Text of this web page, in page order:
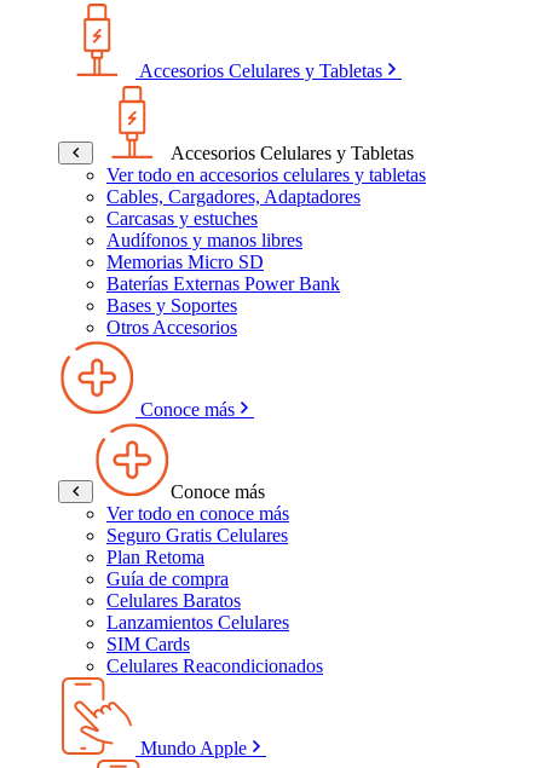
Accesorios Celulares y Tabletas
Accesorios Celulares y Tabletas
Ver todo en accesorios celulares y tabletas
Cables, Cargadores, Adaptadores
Carcasas y estuches
Audífonos y manos libres
Memorias Micro SD
Baterías Externas Power Bank
Bases y Soportes
Otros Accesorios
Conoce más
Conoce más
Ver todo en conoce más
Seguro Gratis Celulares
Plan Retoma
Guía de compra
Celulares Baratos
Lanzamientos Celulares
SIM Cards
Celulares Reacondicionados
Mundo Apple